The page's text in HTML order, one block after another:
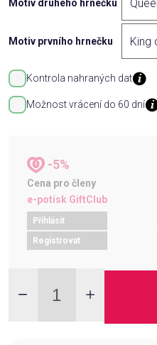
Motiv druhého hrnečku
Motiv prvního hrnečku
Kontrola nahraných dat
Možnost vrácení do 60 dní
-5%
Cena pro členy
e-potisk GiftClub
Přihlásit
Registrovat